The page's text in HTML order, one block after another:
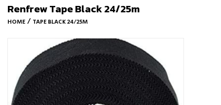
FITNESS & ULTIMATE SHAPE
Renfrew Tape Black 24/25m
HOME / TAPE BLACK 24/25M